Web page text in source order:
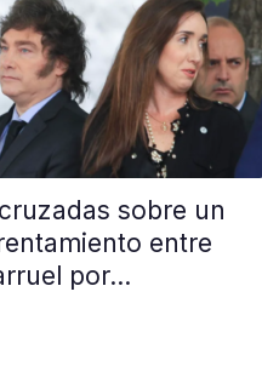
sobre un
entre
por...